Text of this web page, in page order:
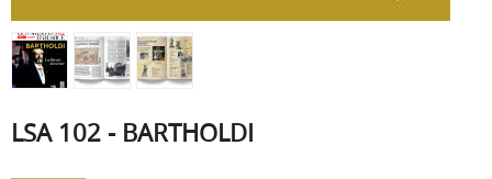
LSA 102 - BARTHOLDI